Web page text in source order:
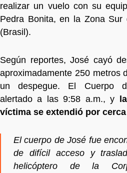
realizar un vuelo con su
Pedra Bonita, en la Zona
(Brasil).
Según reportes, José cayó
aproximadamente 250 metros
un despegue. El Cuerpo
alertado a las 9:58 a.m., y
víctima se extendió por
El cuerpo de José fue
de difícil acceso y
helicóptero de la